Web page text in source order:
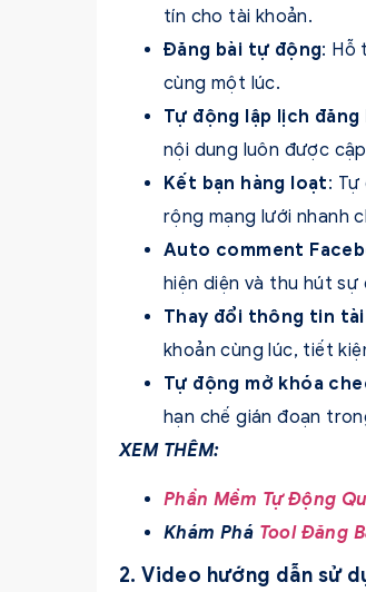
tín cho tài khoản.
Đăng bài tự động: Hỗ
cùng một lúc.
Tự động lập lịch đăng
nội dung luôn được
Kết bạn hàng loạt:
rộng mạng lưới nhanh
Auto comment
hiện diện và thu hút sự
Thay đổi thông tin
khoản cùng lúc, tiết
Tự động mở khóa
hạn chế gián đoạn
XEM THÊM:
Phần Mềm Tự Động
Khám Phá Tool Đăng
2. Video hướng dẫn sử